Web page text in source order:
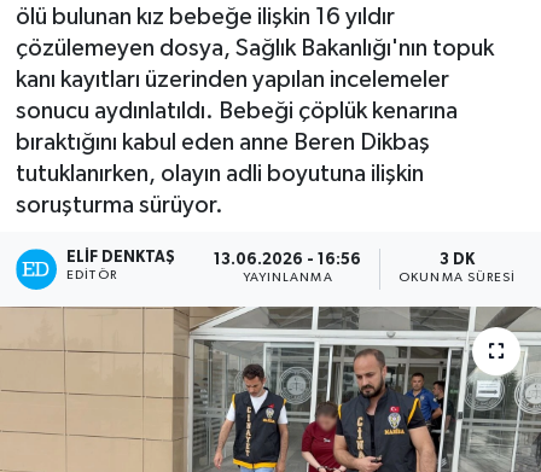
ölü bulunan kız bebeğe ilişkin 16 yıldır
çözülemeyen dosya, Sağlık Bakanlığı'nın topuk
kanı kayıtları üzerinden yapılan incelemeler
sonucu aydınlatıldı. Bebeği çöplük kenarına
bıraktığını kabul eden anne Beren Dikbaş
tutuklanırken, olayın adli boyutuna ilişkin
soruşturma sürüyor.
ELIF DENKTAŞ
EDITÖR
13.06.2026 - 16:56
YAYINLANMA
3 DK
OKUNMA SÜRESI
Teknoloji
Turizm
Kültür - Sanat
Lider Haber TV Canlı Yayın izle
Haber Arşivi